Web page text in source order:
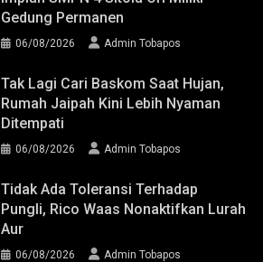
Gedung Permanen
06/08/2026 Admin Tobapos
Tak Lagi Cari Baskom Saat Hujan,
Rumah Jaipah Kini Lebih Nyaman
Ditempati
06/08/2026 Admin Tobapos
Tidak Ada Toleransi Terhadap
Pungli, Rico Waas Nonaktifkan Lurah
Aur
06/08/2026 Admin Tobapos